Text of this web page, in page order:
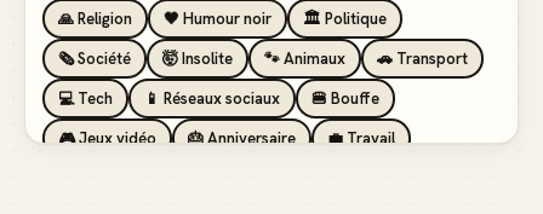
🙏 Religion
🖤 Humour noir
🏛️ Politique
🗞️ Société
🤯 Insolite 🐾 Animaux
🚗 Transport
💻 Tech
📱 Réseaux sociaux
🍔 Bouffe
🎮 Jeux vidéo
🎂 Anniversaire
💼 Travail